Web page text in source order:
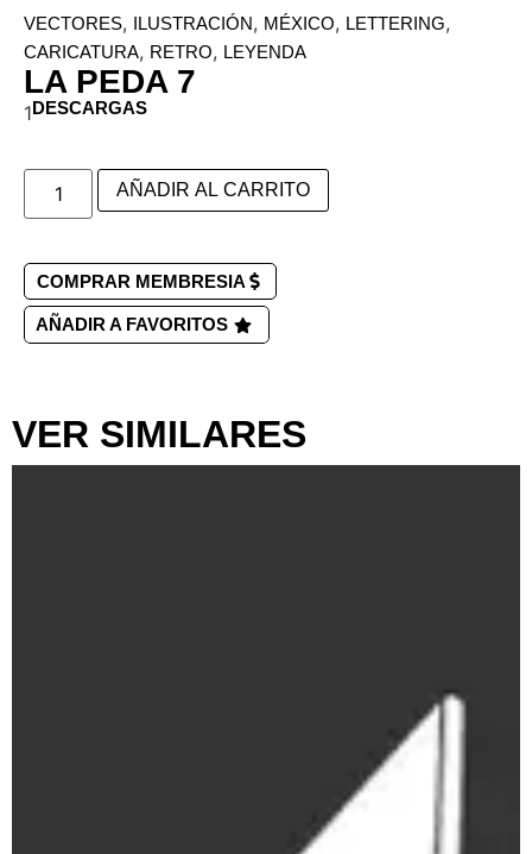
VECTORES, ILUSTRACIÓN, MÉXICO, LETTERING,
CARICATURA, RETRO, LEYENDA
LA PEDA 7
1DESCARGAS
AÑADIR AL CARRITO
COMPRAR MEMBRESIA
AÑADIR A FAVORITOS
VER SIMILARES